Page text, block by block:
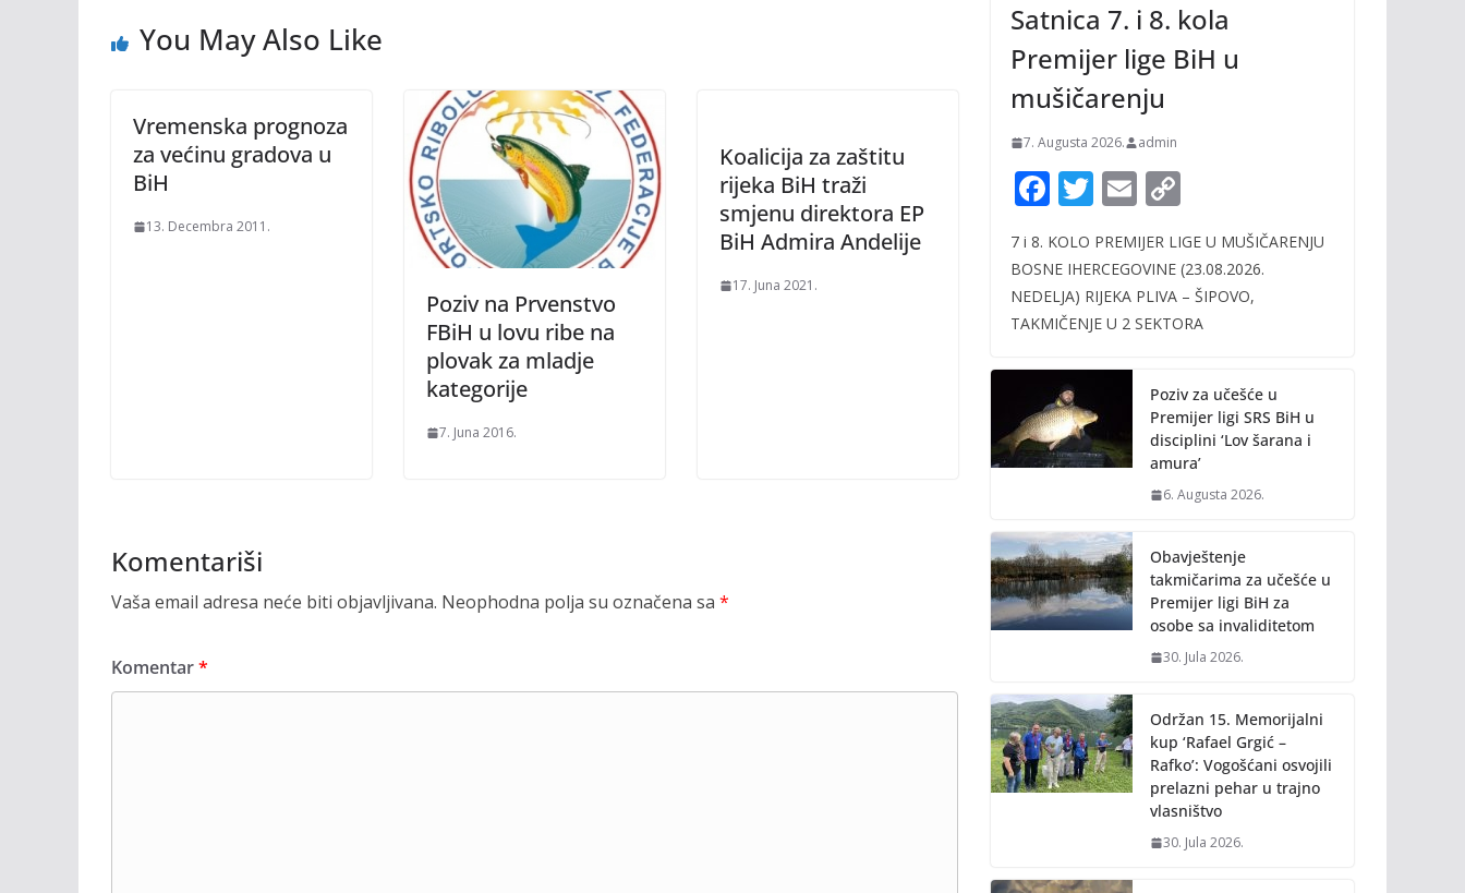
You May Also Like
Vremenska prognoza
za većinu gradova u
BiH
13. Decembra 2011.
Poziv na Prvenstvo
FBiH u lovu ribe na
plovak za mladje
kategorije
7. Juna 2016.
Koalicija za zaštitu
rijeka BiH traži
smjenu direktora EP
BiH Admira Andelije
17. Juna 2021.
Komentariši
Vaša email adresa neće biti objavljivana. Neophodna polja su označena sa *
Komentar*
Satnica 7. i 8. kola
Premijer lige BiH u
mušičarenju
7. Augusta 2026. admin
F
e
b
o
o
k
T
itt
er
E
ai
l
p
y
Li
k
7 i 8. KOLO PREMIJER LIGE U MUŠIČARENJU
BOSNE IHERCEGOVINE (23.08.2026.
NEDELJA) RIJEKA PLIVA – ŠIPOVO,
TAKMIČENJE U 2 SEKTORA
Poziv za učešće u
Premijer ligi SRS BiH u
disciplini ‘Lov šarana i
amura’
6. Augusta 2026.
Obavještenje
takmičarima za učešće u
Premijer ligi BiH za
osobe sa invaliditetom
30. Jula 2026.
Održan 15. Memorijalni
kup ‘Rafael Grgić –
Rafko’: Vogošćani osvojili
prelazni pehar u trajno
vlasništvo
30. Jula 2026.